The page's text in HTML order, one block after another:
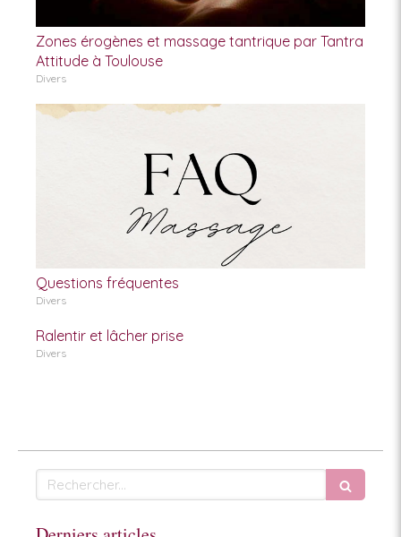
Zones érogènes et massage tantrique par Tantra
Attitude à Toulouse
Divers
Questions fréquentes
Divers
Ralentir et lâcher prise
Divers
Rechercher